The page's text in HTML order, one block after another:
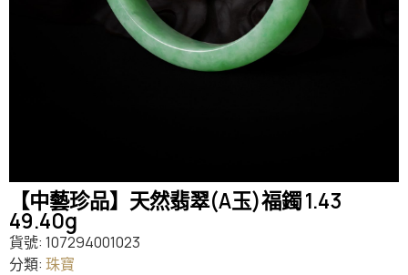
【中藝珍品】天然翡翠(A玉)福鐲 1.43
49.40g
貨號: 107294001023
分類: 珠寶